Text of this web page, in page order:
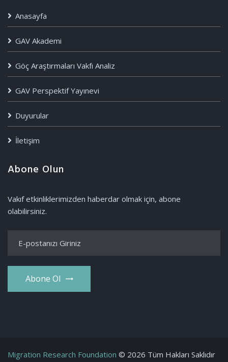
Anasayfa
GAV Akademi
Göç Araştırmaları Vakfı Analiz
GAV Perspektif Yayınevi
Duyurular
İletişim
Abone Olun
Vakıf etkinliklerimizden haberdar olmak için, abone
olabilirsiniz.
Abone Ol
Migration Research Foundation © 2026 Tüm Hakları Saklıdır